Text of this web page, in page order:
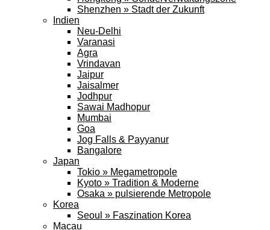
Shenzhen » Stadt der Zukunft
Indien
Neu-Delhi
Varanasi
Agra
Vrindavan
Jaipur
Jaisalmer
Jodhpur
Sawai Madhopur
Mumbai
Goa
Jog Falls & Payyanur
Bangalore
Japan
Tokio » Megametropole
Kyoto » Tradition & Moderne
Osaka » pulsierende Metropole
Korea
Seoul » Faszination Korea
Macau